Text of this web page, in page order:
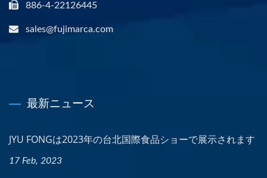
886-4-22126445
sales@fujimarca.com
最新ニュース
JYU FONGは2023年の台北国際食品ショーで展示されます
17 Feb, 2023